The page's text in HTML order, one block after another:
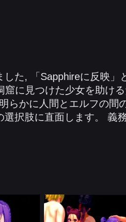
した, 「Sapphireに反映
窟に見つけた少女を助け
らかに人間とエルフの間
選択肢に直面します。 義